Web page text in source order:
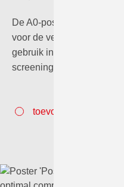
De A0-poster
voor de
gebruik in de
screeningslaborant kan
toevoegen aan